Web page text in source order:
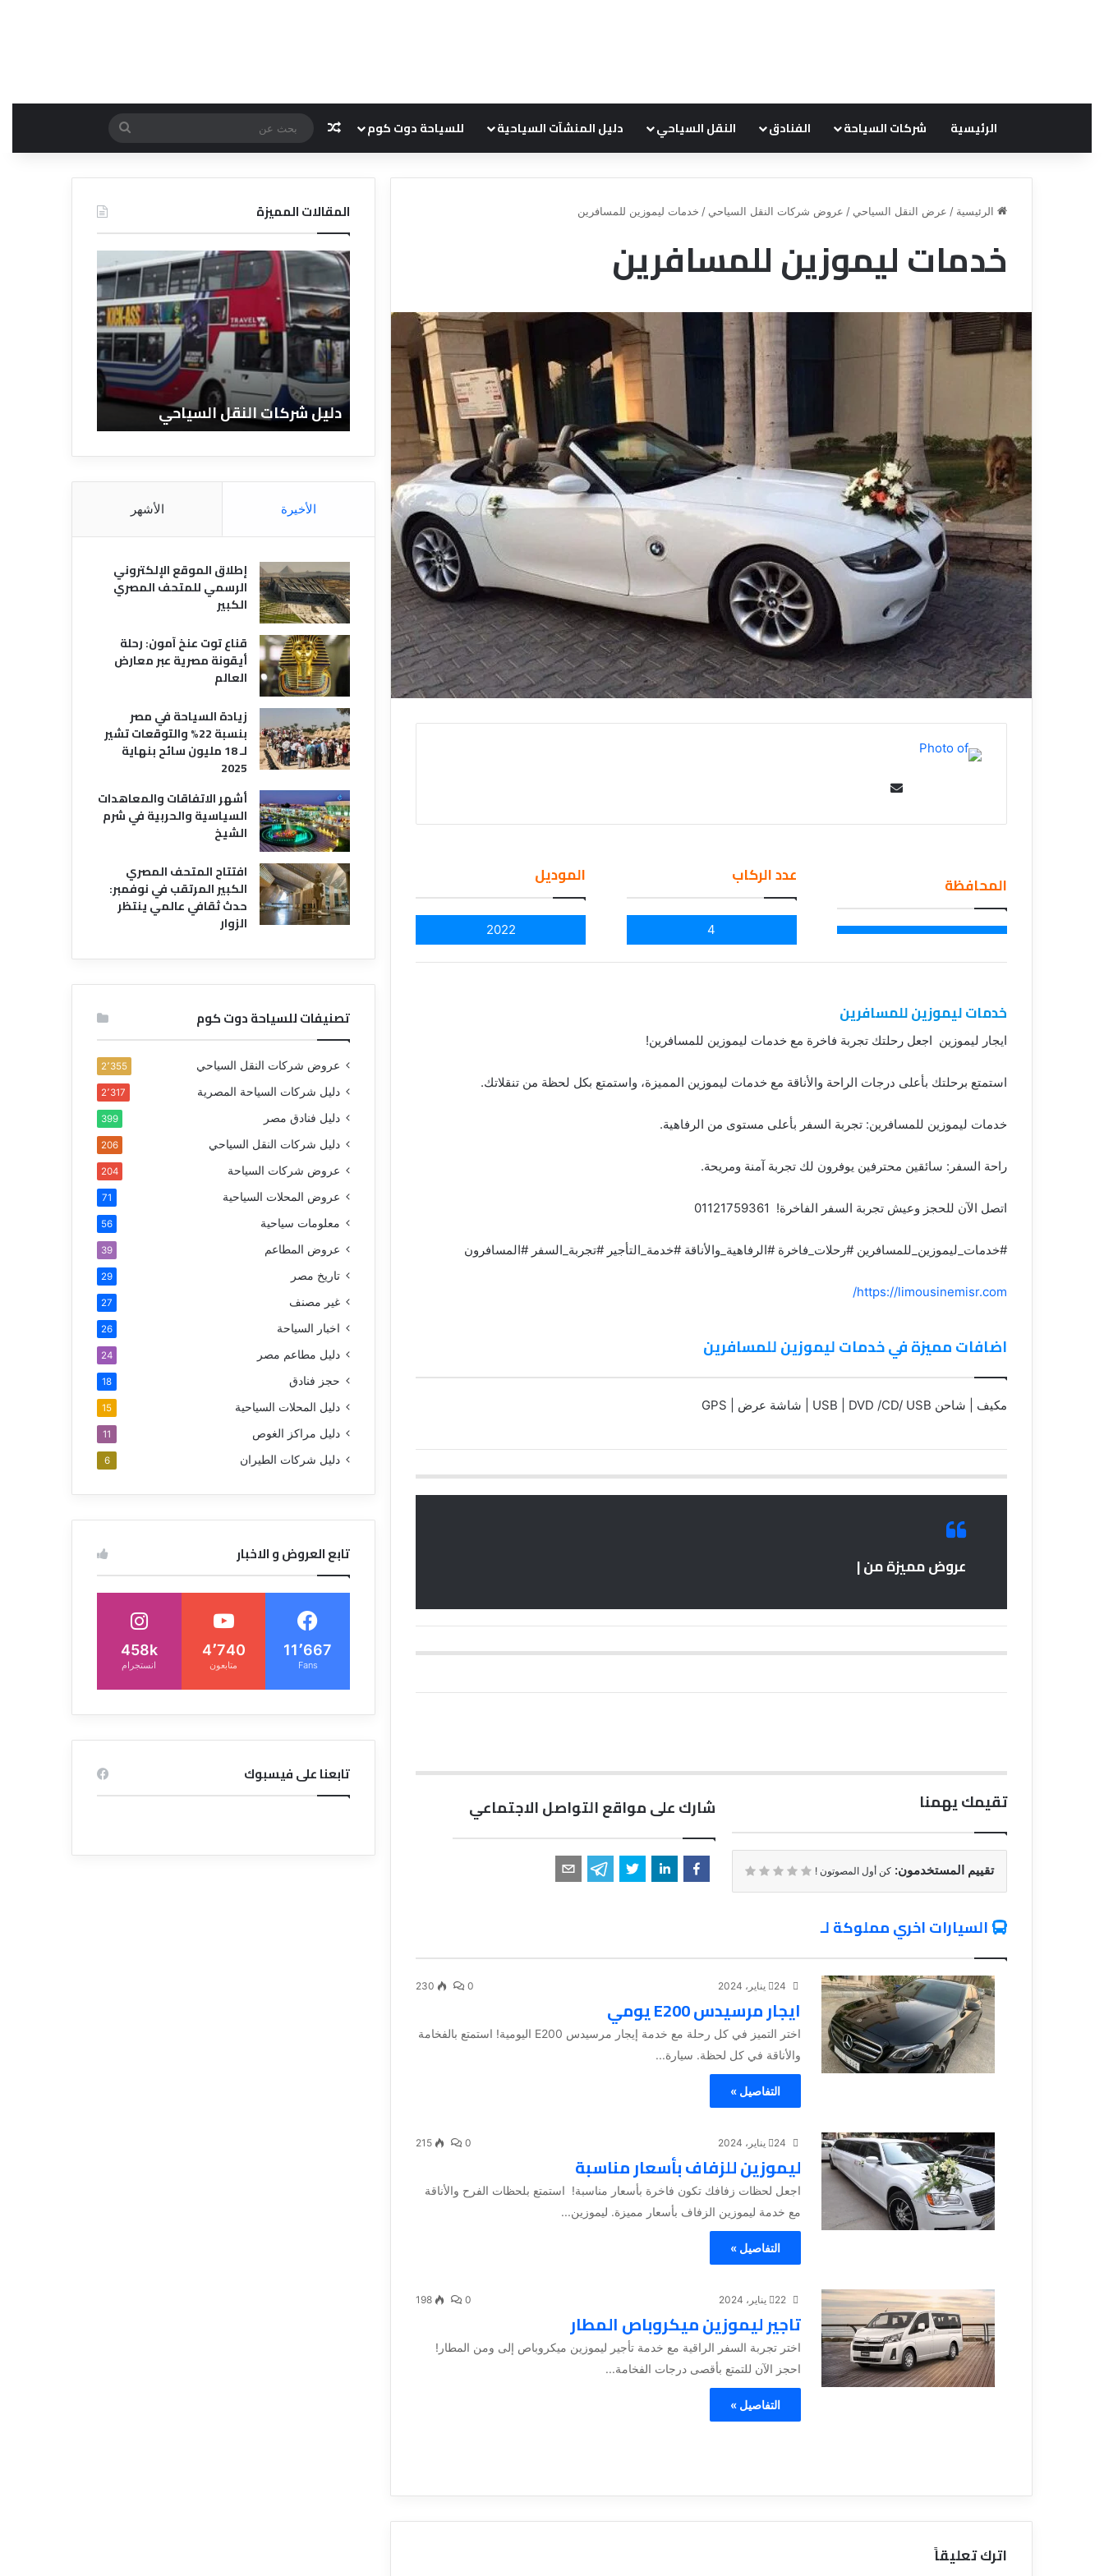
الرئيسية شركات السياحة الفنادق النقل السياحي دليل المنشآت السياحية للسياحة دوت كوم مقال عشوائي
عن
الرئيسية / عرض النقل السياحي / عروض شركات النقل السياحي / خدمات ليموزين للمسافرين
خدمات ليموزين للمسافرين
المحافظة عدد الركاب
4
الموديل
2022
خدمات ليموزين للمسافرين
ايجار ليموزين اجعل رحلتك تجربة فاخرة مع خدمات ليموزين للمسافرين!
استمتع برحلتك بأعلى درجات الراحة والأناقة مع خدمات ليموزين المميزة، واستمتع بكل لحظة من تنقلاتك.
خدمات ليموزين للمسافرين: تجربة السفر بأعلى مستوى من الرفاهية.
راحة السفر: سائقين محترفين يوفرون لك تجربة آمنة ومريحة.
اتصل الآن للحجز وعيش تجربة السفر الفاخرة! 01121759361
#خدمات_ليموزين_للمسافرين #رحلات_فاخرة #الرفاهية_والأناقة #خدمة_التأجير #تجربة_السفر #المسافرون
https://limousinemisr.com/
اضافات مميزة في خدمات ليموزين للمسافرين
مكيف | شاحن USB | DVD /CD/ USB | شاشة عرض | GPS
عروض مميزة من |
تقيمك يهمنا
تقييم المستخدمون: كن أول المصوتون !
شارك على مواقع التواصل الاجتماعي
السيارات اخري مملوكة لـ
24 يناير، 2024 0
230
ايجار مرسيدس E200 يومي
اختر التميز في كل رحلة مع خدمة إيجار مرسيدس E200 اليومية! استمتع بالفخامة
والأناقة في كل لحظة. سيارة...
التفاصيل »
24 يناير، 2024 0
215
ليموزين للزفاف بأسعار مناسبة
اجعل لحظات زفافك تكون فاخرة بأسعار مناسبة! استمتع بلحظات الفرح والأناقة
مع خدمة ليموزين الزفاف بأسعار مميزة. ليموزين...
التفاصيل »
22 يناير، 2024 0
198
تاجير ليموزين ميكروباص المطار
اختر تجربة السفر الراقية مع خدمة تأجير ليموزين ميكروباص إلى ومن المطار!
احجز الآن للتمتع بأقصى درجات الفخامة...
التفاصيل »
اترك تعليقاً
المقالات المميزة
ن
ة
ة
د
و
ت
ك
و
م
–
ع
ر
و
ض
ا
ف
ن
د
قناة للسياحة دوت كوم – عروض
الفنادق
ر
ض
ش
ر
ك
ا
ت
ق
ا
عروض شركات النقل السياحي دليل شركات النقل السياحي
ل
ل
ا
ف
ن
ا
ق
م
ر
ي
دليل الفنادق
الأخيرة الأشهر
إطلاق الموقع الإلكتروني
الرسمي للمتحف المصري
الكبير
قناع توت عنخ آمون: رحلة
أيقونة مصرية عبر معارض
العالم
زيادة السياحة في مصر
بنسبة 22% والتوقعات تشير
لـ 18 مليون سائح بنهاية
2025
أشهر الاتفاقات والمعاهدات
السياسية والحربية في شرم
الشيخ
افتتاح المتحف المصري
الكبير المرتقب في نوفمبر:
حدث ثقافي عالمي ينتظر
الزوار
تصنيفات للسياحة دوت كوم
عروض شركات النقل السياحي 2٬355
دليل شركات السياحة المصرية 2٬317
دليل فنادق مصر 399
دليل شركات النقل السياحي 206
عروض شركات السياحة 204
عروض المحلات السياحية 71
معلومات سياحية 56
عروض المطاعم 39
تاريخ مصر 29
غير مصنف 27
اخبار السياحة 26
دليل مطاعم مصر 24
حجز فنادق 18
دليل المحلات السياحية 15
دليل مراكز الغوص 11
دليل شركات الطيران 6
تابع العروض و الاخبار
11٬667
Fans
4٬740
متابعون
458k
انستجرام
تابعنا على فيسبوك